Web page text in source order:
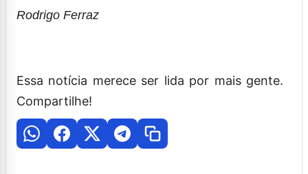
Rodrigo Ferraz
Essa notícia merece ser lida por mais gente.
Compartilhe!